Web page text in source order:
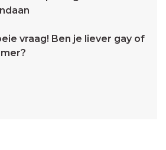
vraag! Ben je liever gay of